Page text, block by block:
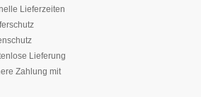
Lieferzeiten
Lieferung
Zahlung mit